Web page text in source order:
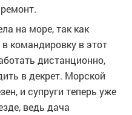
на море, так как
командировку в этот
дистанционно,
в декрет. Морской
и супруги теперь уже
ведь дача